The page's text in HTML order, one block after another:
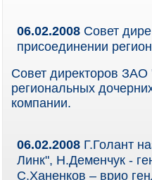
06.02.2008 Совет
присоединении
Совет директоров
региональных
компании.
06.02.2008 Г.Голант
Линк", Н.Деменчук -
С.Ханенков – врио